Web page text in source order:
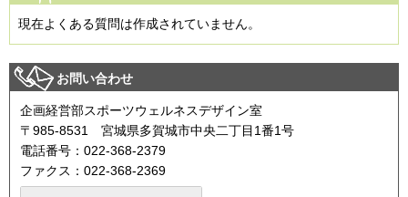
現在よくある質問は作成されていません。
お問い合わせ
企画経営部スポーツウェルネスデザイン室
〒985-8531 宮城県多賀城市中央二丁目1番1号
電話番号：022-368-2379
ファクス：022-368-2369